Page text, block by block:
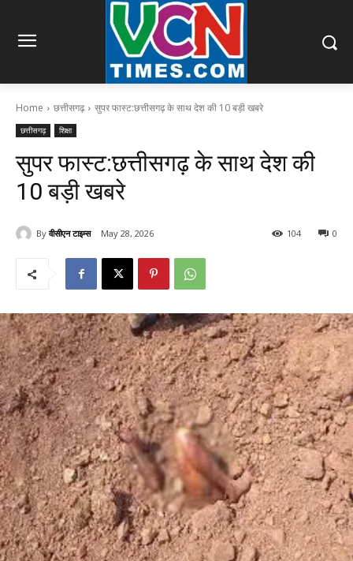
Home छत्तीसगढ़ सुपर फास्ट:छत्तीसगढ़ के साथ देश की 10 बड़ी खबरे
छत्तीसगढ़ शिक्षा
सुपर फास्ट:छत्तीसगढ़ के साथ देश की
10 बड़ी खबरे
By वीसीएन टाइम्स May 28, 2026 0
104